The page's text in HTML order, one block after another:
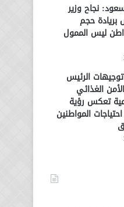
نجاح وزير
بريادة حجم
ليس الممول
الرئيس
الغذائي
تعكس رؤية
المواطنين